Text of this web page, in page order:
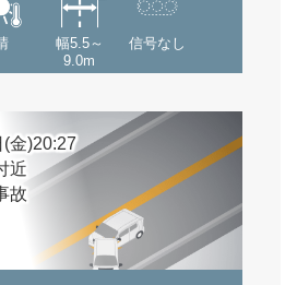
幅5.5～
9.0m
信号なし
金)20:27
近
故